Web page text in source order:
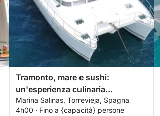
Tramonto, mare e sushi:
un'esperienza culinaria
galleggiante a Torrevieja.
Marina Salinas, Torrevieja, Spagna
4h00 · Fino a {capacità} persone